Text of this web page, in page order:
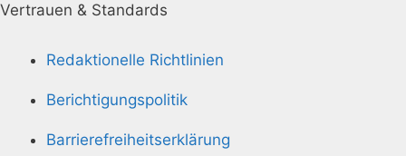
Vertrauen & Standards
Redaktionelle Richtlinien
Berichtigungspolitik
Barrierefreiheitserklärung